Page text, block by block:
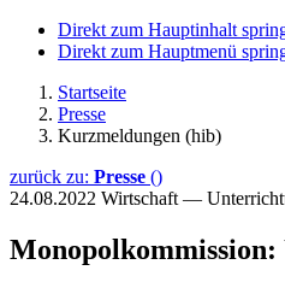
Direkt zum Hauptinhalt
Direkt zum Hauptmenü
Startseite
Presse
Kurzmeldungen (hib)
zurück zu: Presse ()
24.08.2022 Wirtschaft —